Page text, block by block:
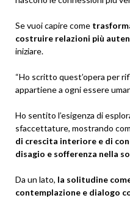
Se vuoi capire come
costruire relazioni più
iniziare.
“Ho scritto quest’opera per
appartiene a ogni essere
Ho sentito l’esigenza di
sfaccettature, mostrando
di crescita interiore e di
disagio e sofferenza nella
Da un lato, la solitudine
contemplazione e dialogo